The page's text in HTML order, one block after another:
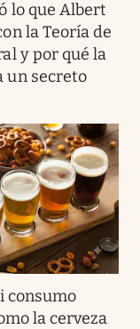
lo que Albert
la Teoría de
y por qué la
un secreto
consumo
la cerveza